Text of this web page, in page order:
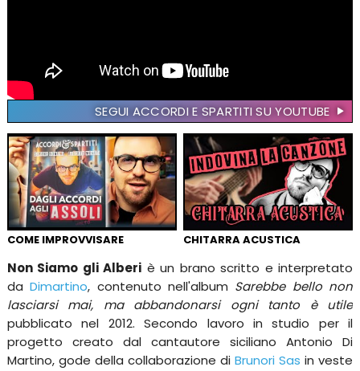
SEGUI ACCORDI E SPARTITI SU YOUTUBE
COME IMPROVVISARE CHITARRA ACUSTICA
Non Siamo gli Alberi è un brano scritto e interpretato
daDimartino, contenuto nell'album Sarebbe bello non
lasciarsi mai, ma abbandonarsi ogni tanto è utile
pubblicato nel 2012. Secondo lavoro in studio per il
progetto creato dal cantautore siciliano Antonio Di
Martino, gode della collaborazione diBrunori Sas in veste